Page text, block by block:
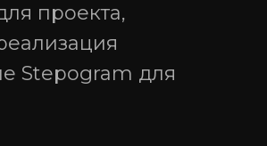
проекта,
Stepogram для